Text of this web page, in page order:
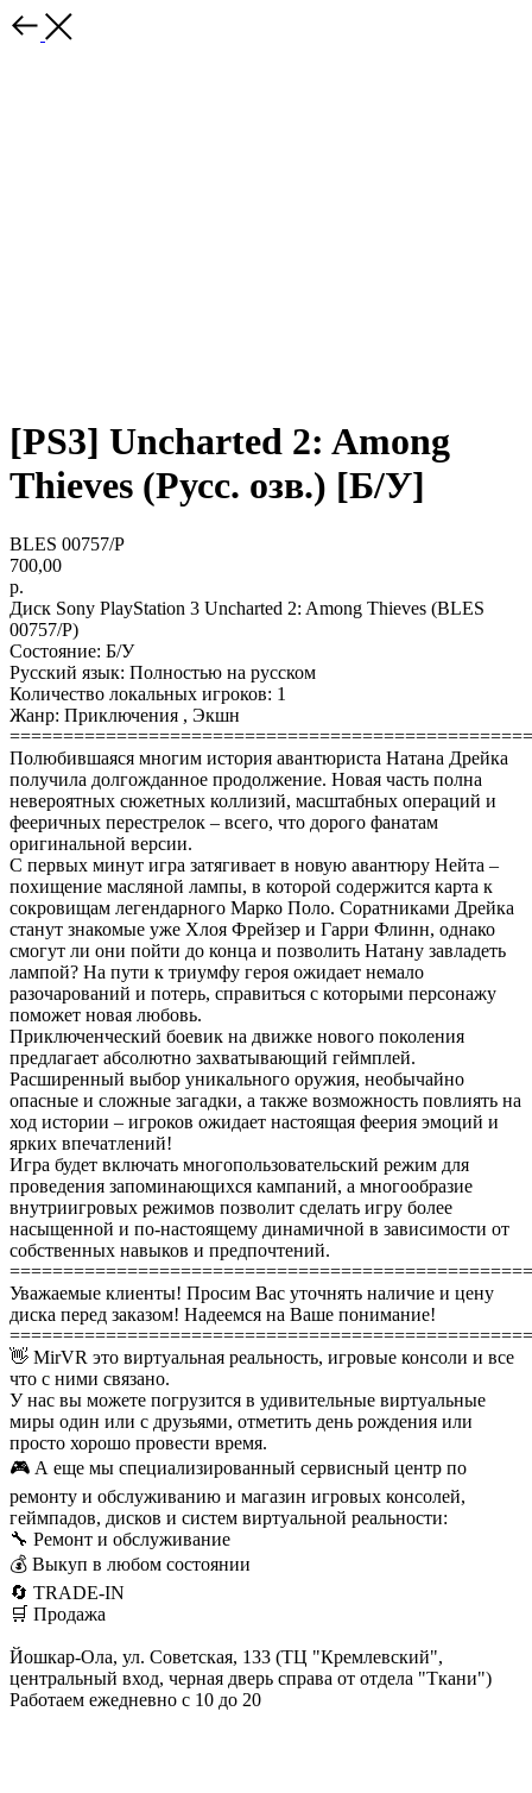
[PS3] Uncharted 2: Among
Thieves (Русс. озв.) [Б/У]
BLES 00757/P
700,00
р.
Диск Sony PlayStation 3 Uncharted 2: Among Thieves (BLES
00757/P)
Состояние: Б/У
Русский язык: Полностью на русском
Количество локальных игроков: 1
Жанр: Приключения , Экшн
Полюбившаяся многим история авантюриста Натана Дрейка
получила долгожданное продолжение. Новая часть полна
невероятных сюжетных коллизий, масштабных операций и
фееричных перестрелок – всего, что дорого фанатам
оригинальной версии.
С первых минут игра затягивает в новую авантюру Нейта –
похищение масляной лампы, в которой содержится карта к
сокровищам легендарного Марко Поло. Соратниками Дрейка
станут знакомые уже Хлоя Фрейзер и Гарри Флинн, однако
смогут ли они пойти до конца и позволить Натану завладеть
лампой? На пути к триумфу героя ожидает немало
разочарований и потерь, справиться с которыми персонажу
поможет новая любовь.
Приключенческий боевик на движке нового поколения
предлагает абсолютно захватывающий геймплей.
Расширенный выбор уникального оружия, необычайно
опасные и сложные загадки, а также возможность повлиять на
ход истории – игроков ожидает настоящая феерия эмоций и
ярких впечатлений!
Игра будет включать многопользовательский режим для
проведения запоминающихся кампаний, а многообразие
внутриигровых режимов позволит сделать игру более
насыщенной и по-настоящему динамичной в зависимости от
собственных навыков и предпочтений.
Уважаемые клиенты! Просим Вас уточнять наличие и цену
диска перед заказом! Надеемся на Ваше понимание!
👋 MirVR это виртуальная реальность, игровые консоли и все
что с ними связано.
У нас вы можете погрузится в удивительные виртуальные
миры один или с друзьями, отметить день рождения или
просто хорошо провести время.
🎮 А еще мы специализированный сервисный центр по
ремонту и обслуживанию и магазин игровых консолей,
геймпадов, дисков и систем виртуальной реальности:
🔧 Ремонт и обслуживание
💰 Выкуп в любом состоянии
🔄 TRADE-IN
🛒 Продажа
Йошкар-Ола, ул. Советская, 133 (ТЦ "Кремлевский",
центральный вход, черная дверь справа от отдела "Ткани")
Работаем ежедневно с 10 до 20